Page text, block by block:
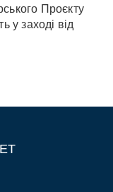
Проєкту
у заході від